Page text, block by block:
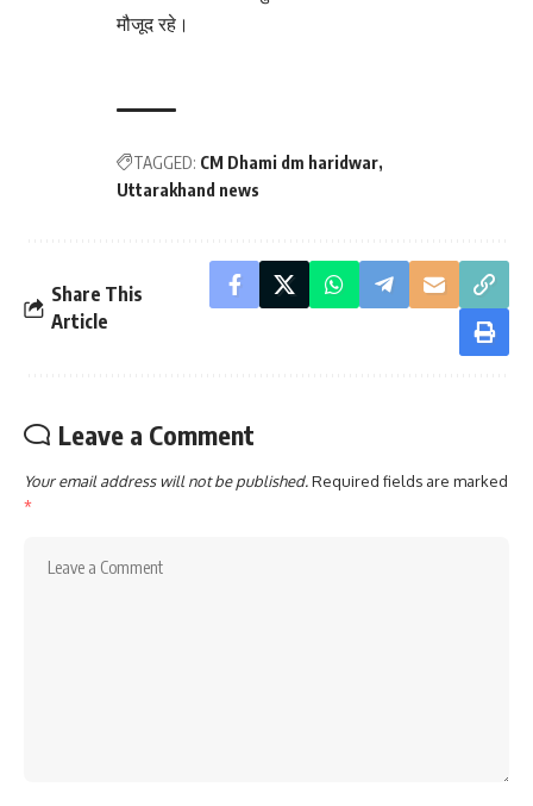
मौजूद रहे।
TAGGED: CM Dhami dm haridwar
Uttarakhand news
Share This
Article
Leave a Comment
Your email address will not be published.Required fields are marked
*